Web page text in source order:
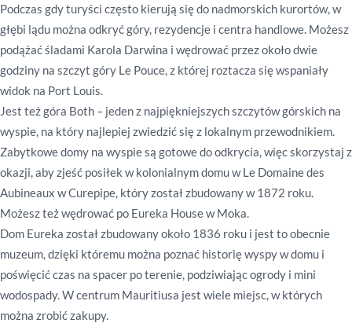
Podczas gdy turyści często kierują się do nadmorskich kurortów, w
głębi lądu można odkryć góry, rezydencje i centra handlowe. Możesz
podążać śladami Karola Darwina i wędrować przez około dwie
godziny na szczyt góry Le Pouce, z której roztacza się wspaniały
widok na Port Louis.
Jest też góra Both – jeden z najpiękniejszych szczytów górskich na
wyspie, na który najlepiej zwiedzić się z lokalnym przewodnikiem.
Zabytkowe domy na wyspie są gotowe do odkrycia, więc skorzystaj z
okazji, aby zjeść posiłek w kolonialnym domu w Le Domaine des
Aubineaux w Curepipe, który został zbudowany w 1872 roku.
Możesz też wędrować po Eureka House w Moka.
Dom Eureka został zbudowany około 1836 roku i jest to obecnie
muzeum, dzięki któremu można poznać historię wyspy w domu i
poświęcić czas na spacer po terenie, podziwiając ogrody i mini
wodospady. W centrum Mauritiusa jest wiele miejsc, w których
można zrobić zakupy.